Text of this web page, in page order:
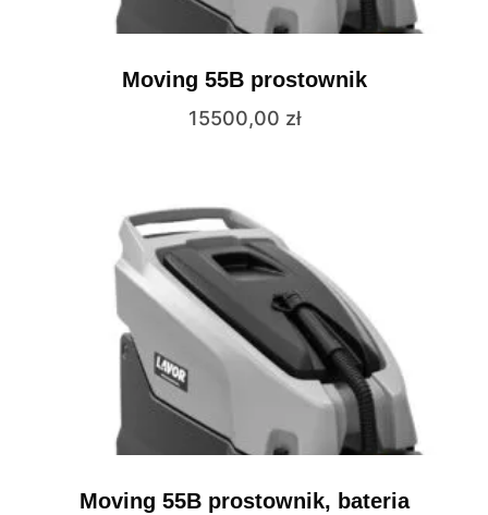
Moving 55B prostownik
15500,00 zł
Moving 55B prostownik, bateria